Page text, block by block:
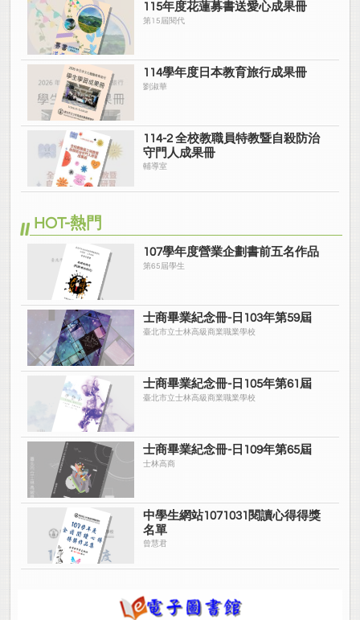
115年度花蓮募書送愛心成果冊
第15屆閱代
114學年度日本教育旅行成果冊
劉淑華
114-2 全校教職員特教暨自殺防治
守門人成果冊
輔導室
HOT-熱門
107學年度營業企劃書前五名作品
第65屆學生
士商畢業紀念冊-日103年第59屆
臺北市立士林高級商業職業學校
士商畢業紀念冊-日105年第61屆
臺北市立士林高級商業職業學校
士商畢業紀念冊-日109年第65屆
士林高商
中學生網站1071031閱讀心得得獎
名單
曾慧君